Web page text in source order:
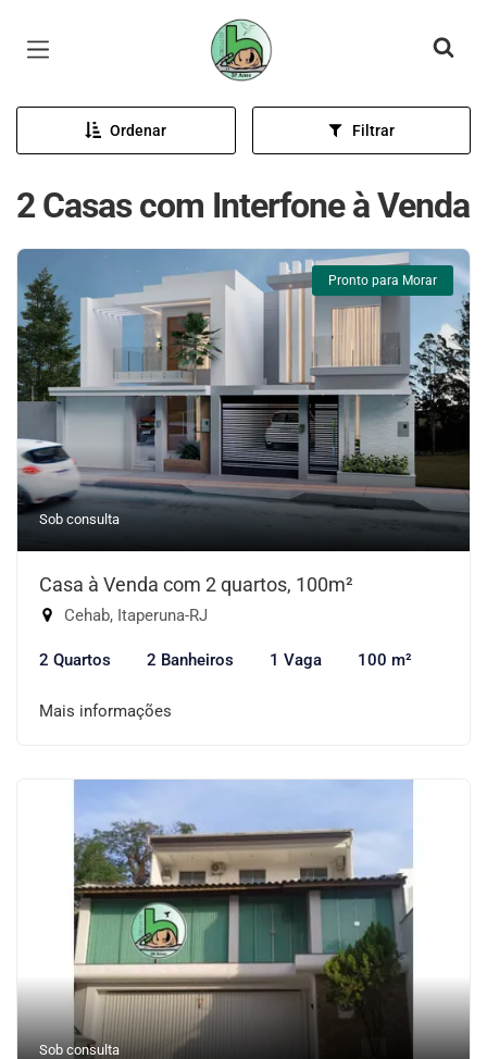
Página inicial
Ordenar Filtrar
2 Casas com Interfone à Venda
Pronto para Morar
Sob consulta
Casa à Venda com 2 quartos, 100m²
Cehab, Itaperuna-RJ
2 Quartos 2 Banheiros 1 Vaga 100 m²
Mais informações
Sob consulta